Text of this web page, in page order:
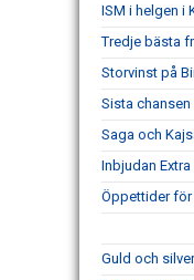
ISM i helgen i
Tredje bästa
Storvinst på
Sista
Saga och
Inbjudan
Öppettider
Guld och